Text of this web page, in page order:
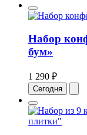
Набор
бум»
1 290 ₽
Сегодня